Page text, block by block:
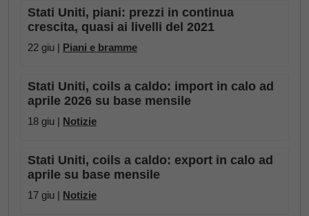
Stati Uniti, piani: prezzi in continua
crescita, quasi ai livelli del 2021
22 giu | Piani e bramme
Stati Uniti, coils a caldo: import in calo ad
aprile 2026 su base mensile
18 giu | Notizie
Stati Uniti, coils a caldo: export in calo ad
aprile su base mensile
17 giu | Notizie